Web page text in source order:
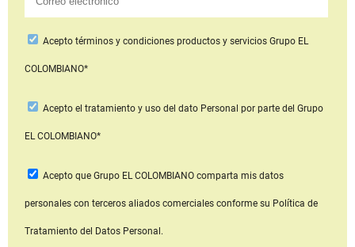
Aceptotérminos y condiciones productos y serviciosGrupo EL
COLOMBIANO*
Acepto el tratamiento y uso del dato Personal por parte del Grupo
EL COLOMBIANO*
Acepto que Grupo EL COLOMBIANOcomparta mis datos
personales con terceros aliados comerciales conforme su Política de
Tratamiento del Datos Personal.